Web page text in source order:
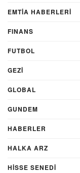
EMTIA HABERLERI
FINANS
FUTBOL
GEZI
GLOBAL
GUNDEM
HABERLER
HALKA ARZ
HİSSE SENEDİ